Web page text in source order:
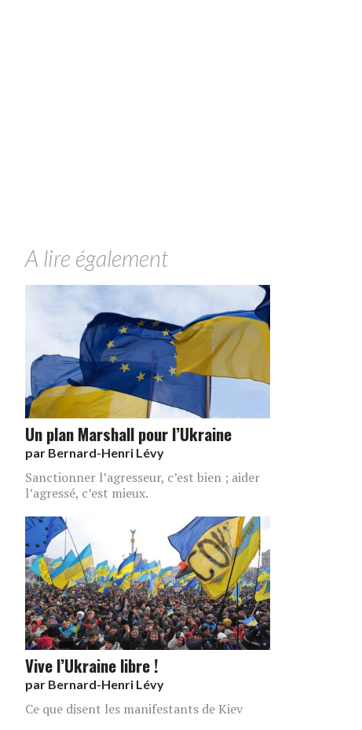
A lire également
Un plan Marshall pour l’Ukraine
par Bernard-Henri Lévy
Sanctionner l’agresseur, c’est bien ; aider
l’agressé, c’est mieux.
Vive l’Ukraine libre !
par Bernard-Henri Lévy
Ce que disent les manifestants de Kiev